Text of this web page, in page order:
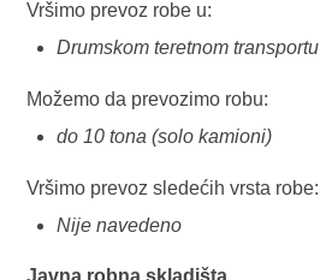
Vršimo prevoz robe u:
Drumskom teretnom transportu
Možemo da prevozimo robu:
do 10 tona (solo kamioni)
Vršimo prevoz sledećih vrsta robe:
Nije navedeno
Javna robna skladišta